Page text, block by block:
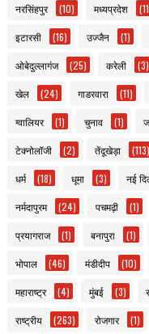
नरसिंहपुर (10) मध्यप्रदेश
इटारसी (16) उज्जैन (1)
ओबेदुल्लागंज (25) करेली (3)
खेल (24) गाडरवारा (11)
ग्वालियर (1) चुनाव (1)
टेक्नोलॉजी (2) तेंदूखेड़ा (113)
धर्म (18) धूमा (3) नई
नर्मदापुरम (24) पचमढ़ी (1)
प्रयागराज (1) बनापुरा (1)
भोपाल (46) मंडीदीप (10)
महाराष्ट्र (4) मुंबई (3)
राष्ट्रीय (263) रोजगार (1)